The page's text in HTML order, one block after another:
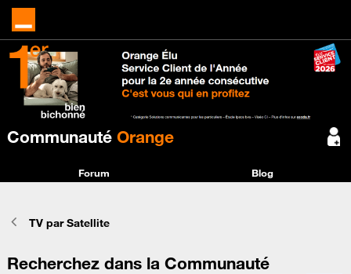
Communauté Orange
Forum Blog
TV par Satellite
Recherchez dans la Communauté